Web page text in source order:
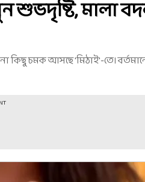
শুভদৃষ্টি, মালা
কিছু চমক আসছে 'মিঠাই'-তে।